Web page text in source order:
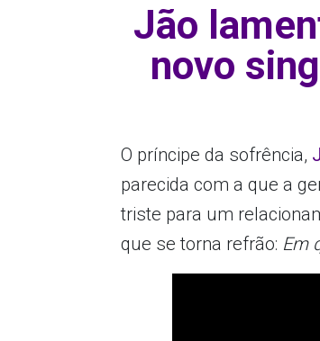
Jão
novo
O príncipe da sofrência,
parecida com a que a
triste para um
que se torna refrão: Em